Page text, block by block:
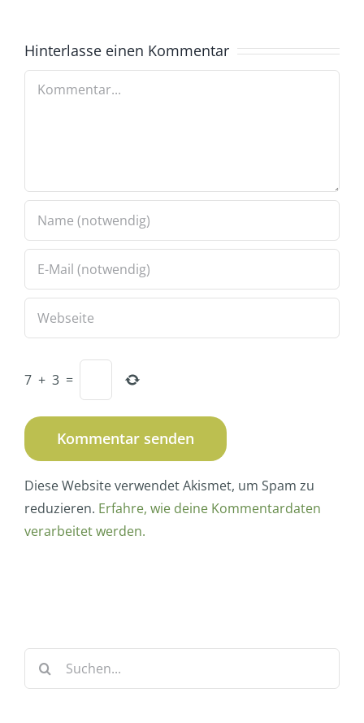
Hinterlasse einen Kommentar
Kommentar
7 + 3 =
Diese Website verwendet Akismet, um Spam zu
reduzieren. Erfahre, wie deine Kommentardaten
verarbeitet werden.
Suche